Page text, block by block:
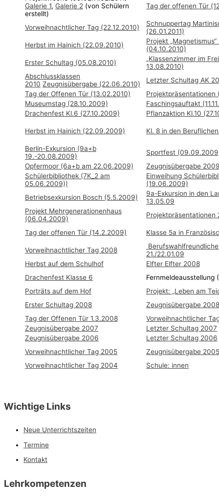
Galerie 1, Galerie 2 (von Schülern
erstellt)
Tag der offenen Tür
Vorweihnachtlicher Tag (22.12.2010)
Schnuppertag
(26.01.2011)
Herbst im Hainich (22.09.2010)
Projekt „Magnetismus“
(04.10.2010)
Erster Schultag (05.08.2010)
„Klassenzimmer im
13.08.2010)
Abschlussklassen
2010 Zeugnisübergabe (22.06.2010)
Letzter Schultag AK
Tag der Offenen Tür (13.02.2010)
Projektpräsentationen
Museumstag (28.10.2009)
Faschingsauftakt
Drachenfest Kl.6 (27.10.2009)
Pflanzaktion Kl.10
Herbst im Hainich (22.09.2009) Kl. 8 in den
Berlin-Exkursion (9a+b
19.-20.08.2009)
Sportfest
Opfermoor (6a+b am 22.06.2009)
Zeugnisübergabe
Schülerbibliothek (7K_2 am
05.06.2009))
Einweihung
(19.06.2009)
Betriebsexkursion Bosch (5.5.2009)
9a-Exkursion in den
13.05.09
Projekt Mehrgenerationenhaus
(06.04.2009)
Projektpräsentationen
Tag der offenen Tür (14.2.2009) Klasse 5a in
Vorweihnachtlicher Tag 2008
21./22.01.09
Herbst auf dem Schulhof
Elfter Elfter 2008
Drachenfest Klasse 6
Fernmeldeausstellung (
Porträts auf dem Hof
Projekt: „Leben am
Erster Schultag 2008
Zeugnisübergabe 2008
Tag der Offenen Tür 1.3.2008
Vorweihnachtlicher
Zeugnisübergabe 2007
Letzter Schultag 2007
Zeugnisübergabe 2006
Letzter Schultag 2006
Vorweihnachtlicher Tag 2005
Zeugnisübergabe 2005
Vorweihnachtlicher Tag 2004
Schule: innen
Wichtige Links
Neue Unterrichtszeiten
Termine
Kontakt
Lehrkompetenzen